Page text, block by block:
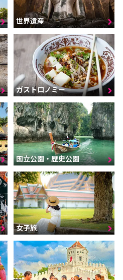
世界遺産
ガストロノミー
国立公園・歴史公園
女子旅